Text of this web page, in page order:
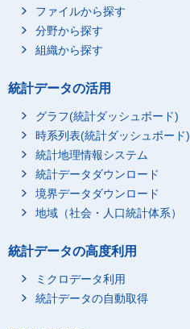
ファイルから探す
分野から探す
組織から探す
統計データの活用
グラフ(統計ダッシュボード)
時系列表(統計ダッシュボード)
統計地理情報システム
統計データダウンロード
境界データダウンロード
地域（社会・人口統計体系）
統計データの高度利用
ミクロデータ利用
統計データの自動取得